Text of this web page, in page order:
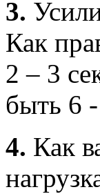
3.
Как
2 – 3
быть 6
4. Как